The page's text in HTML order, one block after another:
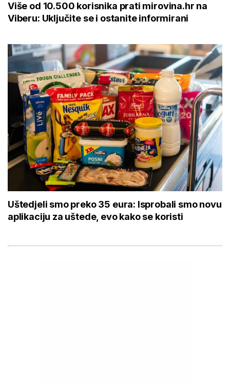
Više od 10.500 korisnika prati mirovina.hr na
Viberu: Uključite se i ostanite informirani
Uštedjeli smo preko 35 eura: Isprobali smo novu
aplikaciju za uštede, evo kako se koristi